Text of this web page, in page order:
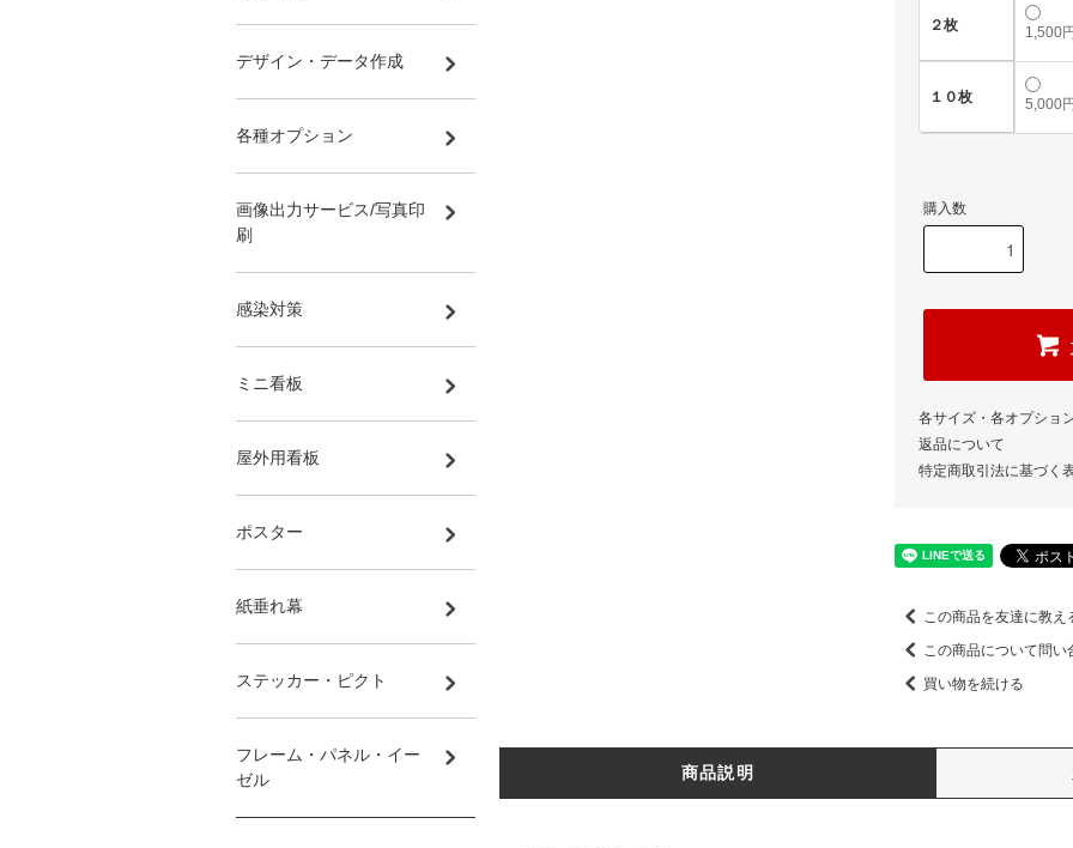
２枚 1,500
１０枚 5,000
購入数
各サイズ・各オプショ
返品について
特定商取引法に基づく
この商品を友達に教え
この商品について問い
買い物を続ける
商品説明
デザイン・データ作成
各種オプション
画像出力サービス/写真印
刷
感染対策
ミニ看板
屋外用看板
ポスター
紙垂れ幕
ステッカー・ピクト
フレーム・パネル・イー
ゼル